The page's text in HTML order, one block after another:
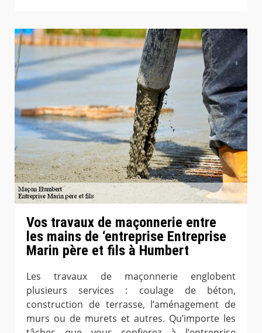
Vos travaux de maçonnerie entre
les mains de ‘entreprise Entreprise
Marin père et fils à Humbert
Les travaux de maçonnerie englobent
plusieurs services : coulage de béton,
construction de terrasse, l’aménagement de
murs ou de murets et autres. Qu’importe les